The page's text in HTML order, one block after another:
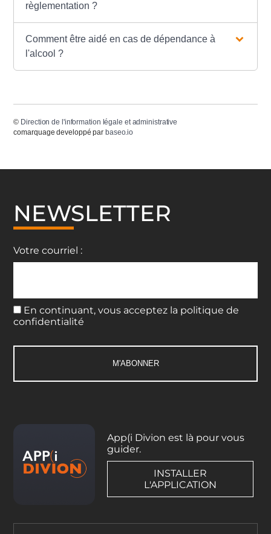
règlementation ?
Comment être aidé en cas de dépendance à
l'alcool ?
© Direction de l'information légale et administrative
comarquage developpé par baseo.io
NEWSLETTER
Votre courriel :
En continuant, vous acceptez la politique de
confidentialité
App(i Divion est là pour vous
guider.
INSTALLER
L'APPLICATION